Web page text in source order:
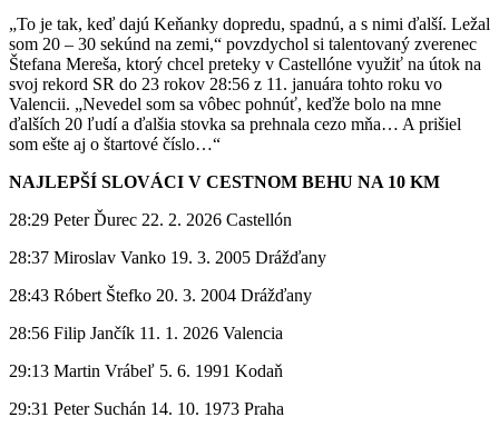
„To je tak, keď dajú Keňanky dopredu, spadnú, a s nimi ďalší. Ležal
som 20 – 30 sekúnd na zemi,“ povzdychol si talentovaný zverenec
Štefana Mereša, ktorý chcel preteky v Castellóne využiť na útok na
svoj rekord SR do 23 rokov 28:56 z 11. januára tohto roku vo
Valencii. „Nevedel som sa vôbec pohnúť, keďže bolo na mne
ďalších 20 ľudí a ďalšia stovka sa prehnala cezo mňa… A prišiel
som ešte aj o štartové číslo…“
NAJLEPŠÍ SLOVÁCI V CESTNOM BEHU NA 10 KM
28:29 Peter Ďurec 22. 2. 2026 Castellón
28:37 Miroslav Vanko 19. 3. 2005 Drážďany
28:43 Róbert Štefko 20. 3. 2004 Drážďany
28:56 Filip Jančík 11. 1. 2026 Valencia
29:13 Martin Vrábeľ 5. 6. 1991 Kodaň
29:31 Peter Suchán 14. 10. 1973 Praha